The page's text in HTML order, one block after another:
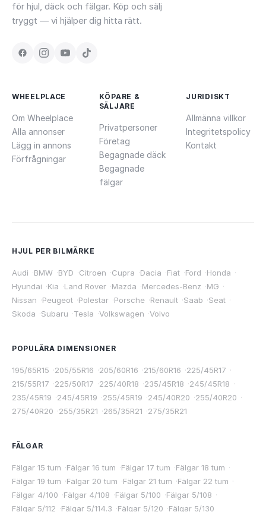
för hjul, däck och fälgar. Köp och sälj
tryggt — vi hjälper dig hitta rätt.
WHEELPLACE
Om Wheelplace
Alla annonser
Lägg in annons
Förfrågningar
KÖPARE &
SÄLJARE
Privatpersoner
Företag
Begagnade däck
Begagnade
fälgar
JURIDISKT
Allmänna villkor
Integritetspolicy
Kontakt
HJUL PER BILMÄRKE
Audi ·BMW ·BYD ·Citroen ·Cupra ·Dacia ·Fiat ·Ford ·Honda ·
Hyundai ·Kia ·Land Rover ·Mazda ·Mercedes-Benz ·MG ·
Nissan ·Peugeot ·Polestar ·Porsche ·Renault ·Saab ·Seat ·
Skoda ·Subaru ·Tesla ·Volkswagen ·Volvo
POPULÄRA DIMENSIONER
195/65R15 ·205/55R16 ·205/60R16 ·215/60R16 ·225/45R17 ·
215/55R17 ·225/50R17 ·225/40R18 ·235/45R18 ·245/45R18 ·
235/45R19 ·245/45R19 ·255/45R19 ·245/40R20 ·255/40R20 ·
275/40R20 ·255/35R21 ·265/35R21 ·275/35R21
FÄLGAR
Fälgar 15 tum ·Fälgar 16 tum ·Fälgar 17 tum ·Fälgar 18 tum ·
Fälgar 19 tum ·Fälgar 20 tum ·Fälgar 21 tum ·Fälgar 22 tum ·
Fälgar 4/100 ·Fälgar 4/108 ·Fälgar 5/100 ·Fälgar 5/108 ·
Fälgar 5/112 ·Fälgar 5/114.3 ·Fälgar 5/120 ·Fälgar 5/130